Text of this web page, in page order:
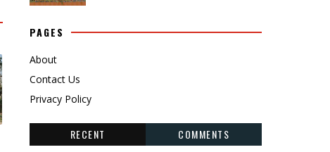
PAGES
About
Contact Us
Privacy Policy
RECENT
COMMENTS